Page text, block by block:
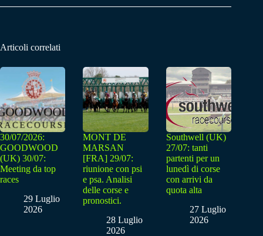
Articoli correlati
30/07/2026:
GOODWOOD
(UK) 30/07:
Meeting da top
races
29 Luglio
2026
MONT DE
MARSAN
[FRA] 29/07:
riunione con psi
e psa. Analisi
delle corse e
pronostici.
28 Luglio
2026
Southwell (UK)
27/07: tanti
partenti per un
lunedì di corse
con arrivi da
quota alta
27 Luglio
2026